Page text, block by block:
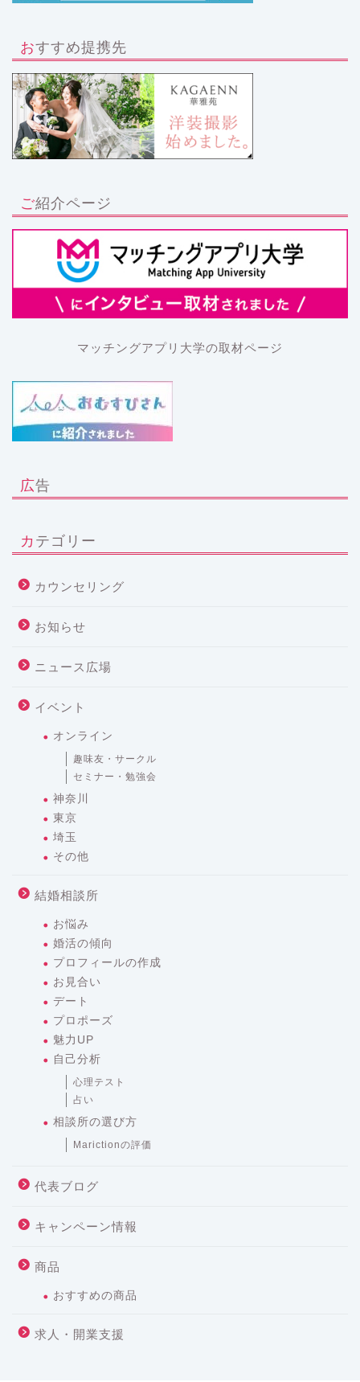
おすすめ提携先
ご紹介ページ
マッチングアプリ大学の取材ページ
広告
カテゴリー
カウンセリング
お知らせ
ニュース広場
イベント
オンライン
趣味友・サークル
セミナー・勉強会
神奈川
東京
埼玉
その他
結婚相談所
お悩み
婚活の傾向
プロフィールの作成
お見合い
デート
プロポーズ
魅力UP
自己分析
心理テスト
占い
相談所の選び方
Marictionの評価
代表ブログ
キャンペーン情報
商品
おすすめの商品
求人・開業支援